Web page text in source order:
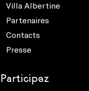
Villa Albertine
Partenaires
Contacts
Presse
Participez